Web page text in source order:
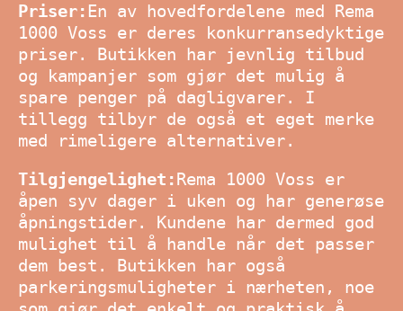
Priser: En av hovedfordelene med Rema
1000 Voss er deres konkurransedyktige
priser. Butikken har jevnlig tilbud
og kampanjer som gjør det mulig å
spare penger på dagligvarer. I
tillegg tilbyr de også et eget merke
med rimeligere alternativer.
Tilgjengelighet:Rema 1000 Voss er
åpen syv dager i uken og har generøse
åpningstider. Kundene har dermed god
mulighet til å handle når det passer
dem best. Butikken har også
parkeringsmuligheter i nærheten, noe